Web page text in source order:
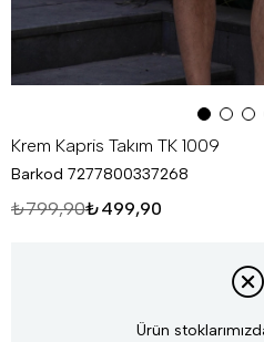
Krem Kapris Takım TK 1009
Barkod 7277800337268
₺799,90₺499,90
Ürün